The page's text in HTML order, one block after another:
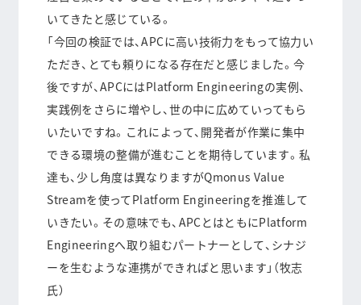
いてきたと感じている。
「今回の検証では、APCに高い技術力をもって協力い
ただき、とても頼りになる存在だと感じました。今
後ですが、APCにはPlatform Engineeringの実例、
実践例をさらに増やし、世の中に広めていってもら
いたいですね。これによって、開発者が作業に集中
できる環境の整備が進むことを期待しています。私
達も、少し角度は異なりますがQmonus Value
Streamを使ってPlatform Engineeringを推進して
いきたい。その意味でも、APCとはともにPlatform
Engineeringへ取り組むパートナーとして、シナジ
ーを生むような連携ができればと思います」（牧志
氏）